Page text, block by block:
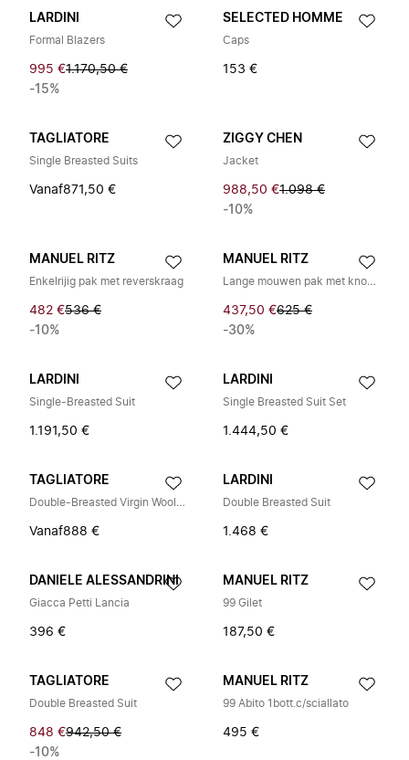
LARDINI
Formal Blazers
995 €1.170,50 €
-15%
SELECTED HOMME
Caps
153 €
TAGLIATORE
Single Breasted Suits
Vanaf871,50 €
ZIGGY CHEN
Jacket
988,50 €1.098 €
-10%
MANUEL RITZ
Enkelrijig pak met reverskraag
482 €536 €
-10%
MANUEL RITZ
Lange mouwen pak met knopen
437,50 €625 €
-30%
LARDINI
Single-Breasted Suit
1.191,50 €
LARDINI
Single Breasted Suit Set
1.444,50 €
TAGLIATORE
Double-Breasted Virgin Wool Tuxedo
Vanaf888 €
LARDINI
Double Breasted Suit
1.468 €
DANIELE ALESSANDRINI
Giacca Petti Lancia
396 €
MANUEL RITZ
99 Gilet
187,50 €
TAGLIATORE
Double Breasted Suit
848 €942,50 €
-10%
MANUEL RITZ
99 Abito 1bott.c/sciallato
495 €